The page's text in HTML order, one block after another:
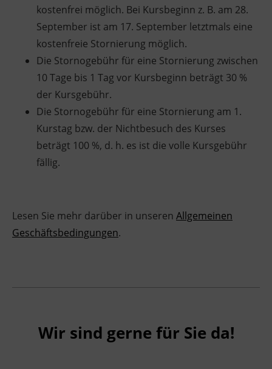
kostenfrei möglich. Bei Kursbeginn z. B. am 28.
September ist am 17. September letztmals eine
kostenfreie Stornierung möglich.
Die Stornogebühr für eine Stornierung zwischen
10 Tage bis 1 Tag vor Kursbeginn beträgt 30 %
der Kursgebühr.
Die Stornogebühr für eine Stornierung am 1.
Kurstag bzw. der Nichtbesuch des Kurses
beträgt 100 %, d. h. es ist die volle Kursgebühr
fällig.
Lesen Sie mehr darüber in unseren Allgemeinen
Geschäftsbedingungen.
Wir sind gerne für Sie da!